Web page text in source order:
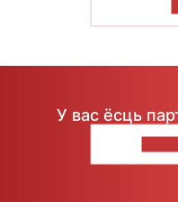
У вас ёсць